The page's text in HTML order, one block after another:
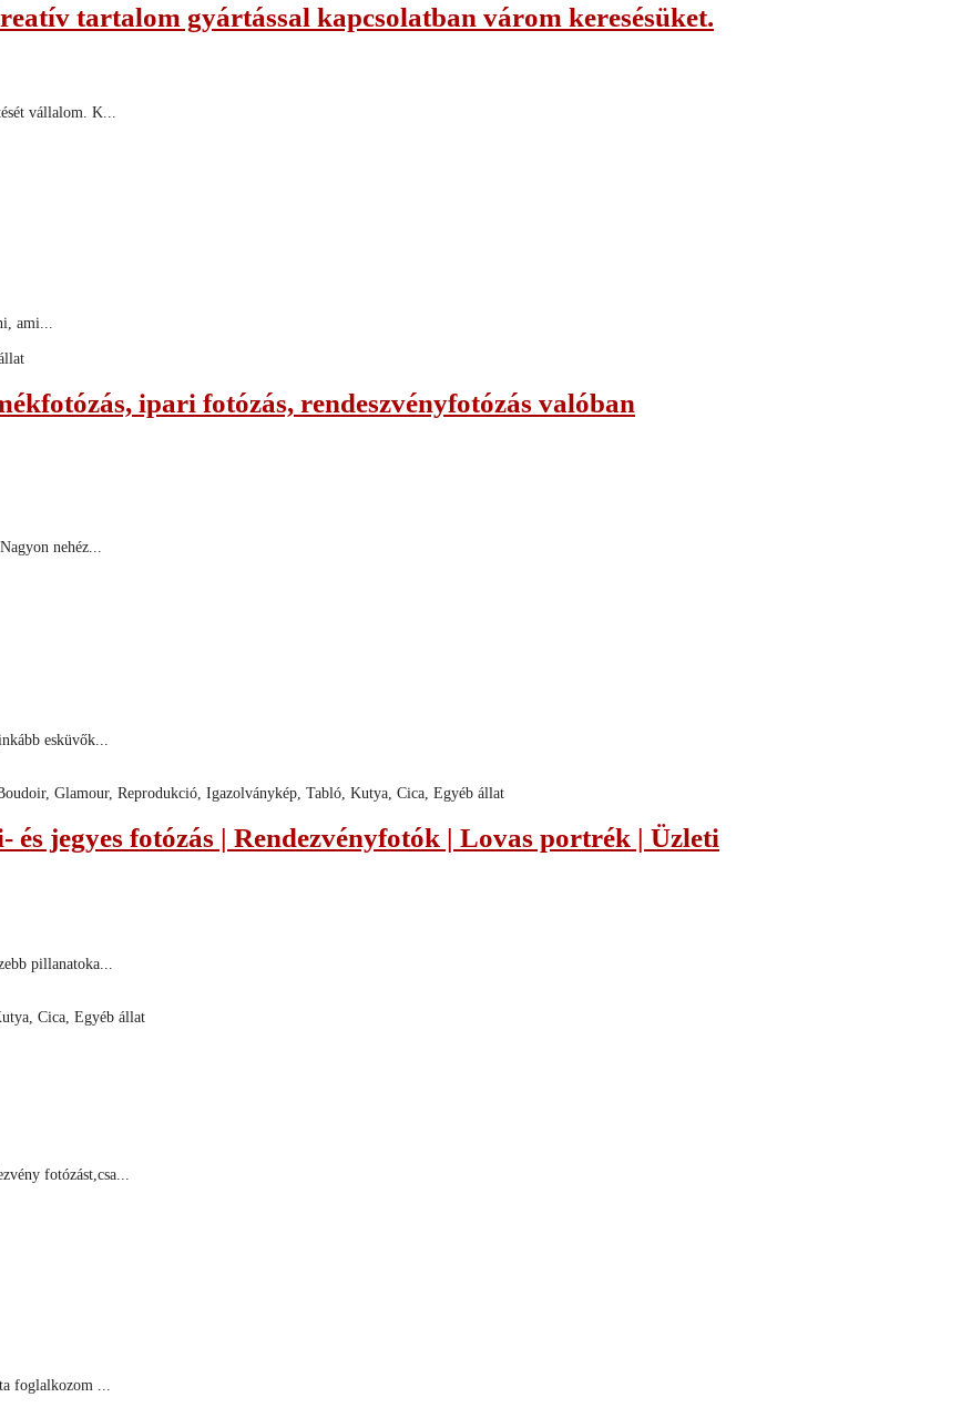
tartalom gyártással kapcsolatban várom keresésüket.
vállalom. K...
ami...
ipari fotózás, rendeszvényfotózás valóban
nehéz...
esküvők...
Glamour, Reprodukció, Igazolványkép, Tabló, Kutya, Cica, Egyéb állat
jegyes fotózás | Rendezvényfotók | Lovas portrék | Üzleti
pillanatoka...
Cica, Egyéb állat
fotózást,csa...
foglalkozom ...